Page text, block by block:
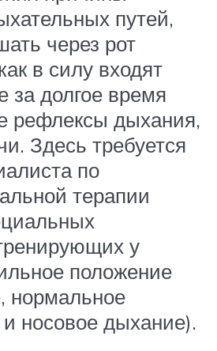
путей,
через рот
в силу входят
за долгое время
рефлексы дыхания,
Здесь требуется
по
терапии
у
положение
нормальное
носовое дыхание).